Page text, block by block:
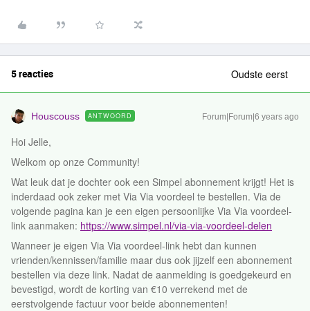
5 reacties Oudste eerst
Houscouss ANTWOORD Forum|Forum|6 years ago
Hoi Jelle,
Welkom op onze Community!
Wat leuk dat je dochter ook een Simpel abonnement krijgt! Het is
inderdaad ook zeker met Via Via voordeel te bestellen. Via de
volgende pagina kan je een eigen persoonlijke Via Via voordeel-
link aanmaken: https://www.simpel.nl/via-via-voordeel-delen
Wanneer je eigen Via Via voordeel-link hebt dan kunnen
vrienden/kennissen/familie maar dus ook jijzelf een abonnement
bestellen via deze link. Nadat de aanmelding is goedgekeurd en
bevestigd, wordt de korting van €10 verrekend met de
eerstvolgende factuur voor beide abonnementen!